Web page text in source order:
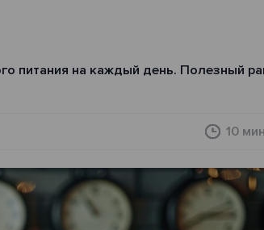
питания на каждый день. Полезный
10 мин